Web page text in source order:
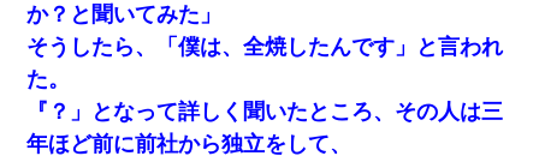
嫁の妹（26歳）がずっとウチに泊まりに来た結果→俺がヤ
バイｗｗｗｗｗｗｗｗ
さっき嫁から、「愛しています」ってメールが届いた。俺
も「愛してます」って送ったら
か？と聞いてみた」
そうしたら、「僕は、全焼したんです」と言われ
た。
『？」となって詳しく聞いたところ、その人は三
年ほど前に前社から独立をして、